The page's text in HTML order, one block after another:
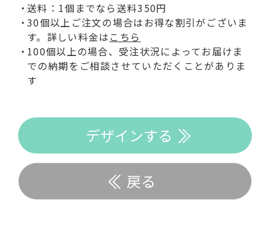
送料：1個までなら送料350円
30個以上ご注文の場合はお得な割引がございま
す。詳しい料金は こちら
100個以上の場合、受注状況によってお届けま
での納期をご相談させていただくことがありま
す
戻る
デザインする